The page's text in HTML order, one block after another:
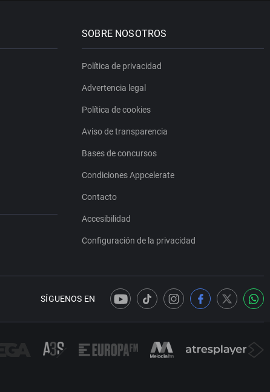
SOBRE NOSOTROS
Política de privacidad
Advertencia legal
Política de cookies
Aviso de transparencia
Bases de concursos
Condiciones Appcelerate
Contacto
Accesibilidad
Configuración de la privacidad
SÍGUENOS EN